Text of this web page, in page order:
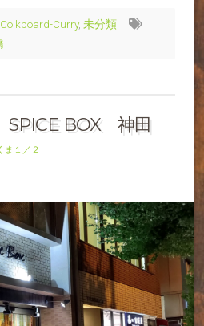
Colkboard-Curry, 未分類
SPICE BOX 神田
ま１／２